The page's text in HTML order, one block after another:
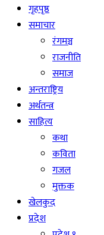
गृहपृष्ठ
समाचार
रंगमञ्च
राजनीति
समाज
अन्तराष्ट्रिय
अर्थतन्त्र
साहित्य
कथा
कविता
गजल
मुक्तक
खेलकुद
प्रदेश